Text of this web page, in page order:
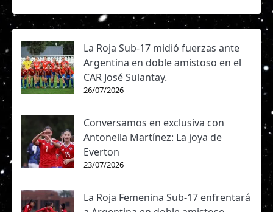
La Roja Sub-17 midió fuerzas ante
Argentina en doble amistoso en el
CAR José Sulantay.
26/07/2026
Conversamos en exclusiva con
Antonella Martínez: La joya de
Everton
23/07/2026
La Roja Femenina Sub-17 enfrentará